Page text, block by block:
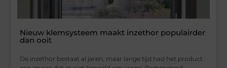
Nieuw klemsysteem maakt inzethor populairder
dan ooit
De inzethor bestaat al jaren, maar lange tijd had het product